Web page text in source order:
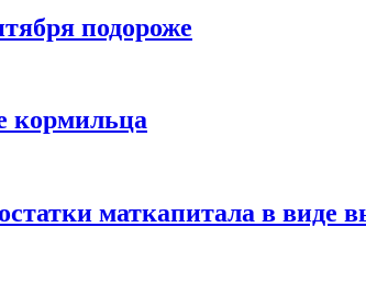
подороже
кормильца
маткапитала в виде